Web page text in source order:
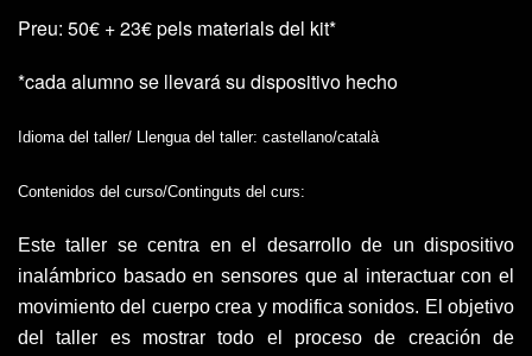
Preu: 50€ + 23€ pels materials del kit*
*cada alumno se llevará su dispositivo hecho
Idioma del taller/ Llengua del taller: castellano/català
Contenidos del curso/Continguts del curs:
Este taller se centra en el desarrollo de un dispositivo
inalámbrico basado en sensores que al interactuar con el
movimiento del cuerpo crea y modifica sonidos. El objetivo
del taller es mostrar todo el proceso de creación de